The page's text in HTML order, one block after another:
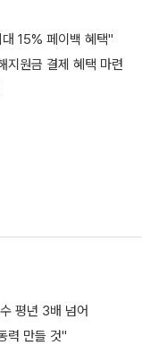
15% 페이백 혜택"
지원금 결제 혜택 마련
평년 3배 넘어
력 만들 것"